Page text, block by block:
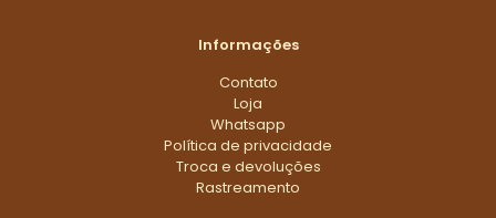
Informações
Contato
Loja
Whatsapp
Política de privacidade
Troca e devoluções
Rastreamento